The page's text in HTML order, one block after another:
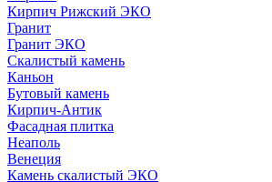
Кирпич Рижский ЭКО
Гранит
Гранит ЭКО
Скалистый камень
Каньон
Бутовый камень
Кирпич-Антик
Фасадная плитка
Неаполь
Венеция
Камень скалистый ЭКО